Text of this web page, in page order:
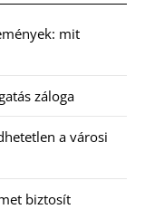
mit
záloga
a városi
biztosít